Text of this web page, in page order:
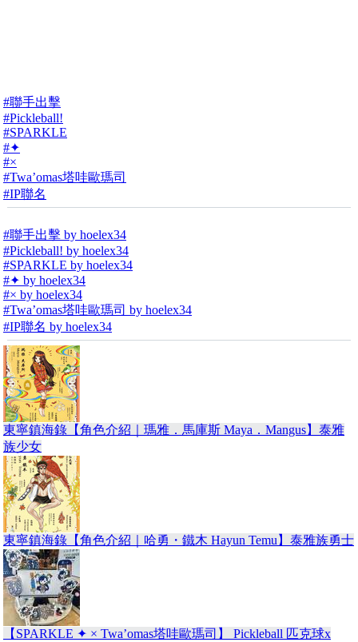
#聯手出擊
#Pickleball!
#SPARKLE
#✦
#×
#Twa’omas塔哇歐瑪司
#IP聯名
#聯手出擊 by hoelex34
#Pickleball! by hoelex34
#SPARKLE by hoelex34
#✦ by hoelex34
#× by hoelex34
#Twa’omas塔哇歐瑪司 by hoelex34
#IP聯名 by hoelex34
東寧鎮海錄【角色介紹｜瑪雅．馬庫斯 Maya．Mangus】泰雅
族少女
東寧鎮海錄【角色介紹｜哈勇・鐵木 Hayun Temu】泰雅族勇士
【SPARKLE ✦ × Twa’omas塔哇歐瑪司】 Pickleball 匹克球x